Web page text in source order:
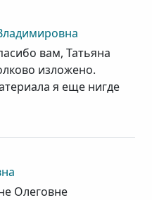
вам, Татьяна
изложено.
я еще нигде
Олеговне